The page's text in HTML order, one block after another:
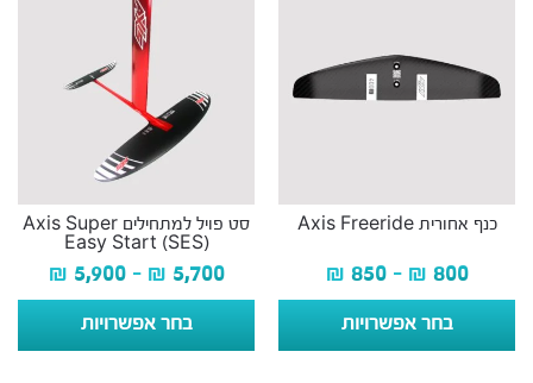
כנף אחורית Axis Freeride
₪ 800
–
₪ 850
בחר אפשרויות
סט פויל למתחילים Axis Super
Easy Start (SES)
₪ 5,700
–
₪ 5,900
בחר אפשרויות